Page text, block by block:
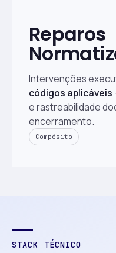
Reparos
Intervenções
códigos aplicáveis
e rastreabilidade
encerramento.
Compósito
STACK TÉCNICO